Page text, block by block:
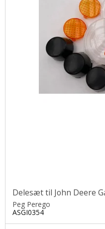
Delesæt til John Deere
Peg Perego
ASGI0354